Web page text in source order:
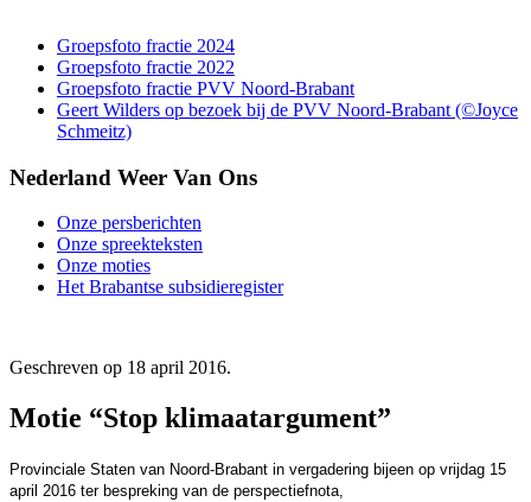
Groepsfoto fractie 2024
Groepsfoto fractie 2022
Groepsfoto fractie PVV Noord-Brabant
Geert Wilders op bezoek bij de PVV Noord-Brabant (©Joyce
Schmeitz)
Nederland Weer Van Ons
Onze persberichten
Onze spreekteksten
Onze moties
Het Brabantse subsidieregister
Geschreven op 18 april 2016.
Motie “Stop klimaatargument”
Provinciale Staten van Noord-Brabant in vergadering bijeen op vrijdag 15
april 2016 ter bespreking van de perspectiefnota,